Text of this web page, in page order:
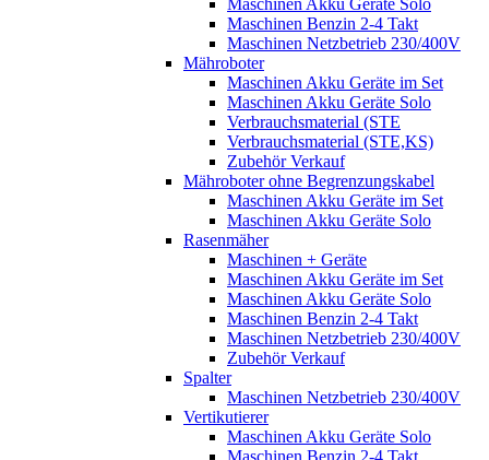
Maschinen Akku Geräte Solo
Maschinen Benzin 2-4 Takt
Maschinen Netzbetrieb 230/400V
Mähroboter
Maschinen Akku Geräte im Set
Maschinen Akku Geräte Solo
Verbrauchsmaterial (STE
Verbrauchsmaterial (STE,KS)
Zubehör Verkauf
Mähroboter ohne Begrenzungskabel
Maschinen Akku Geräte im Set
Maschinen Akku Geräte Solo
Rasenmäher
Maschinen + Geräte
Maschinen Akku Geräte im Set
Maschinen Akku Geräte Solo
Maschinen Benzin 2-4 Takt
Maschinen Netzbetrieb 230/400V
Zubehör Verkauf
Spalter
Maschinen Netzbetrieb 230/400V
Vertikutierer
Maschinen Akku Geräte Solo
Maschinen Benzin 2-4 Takt